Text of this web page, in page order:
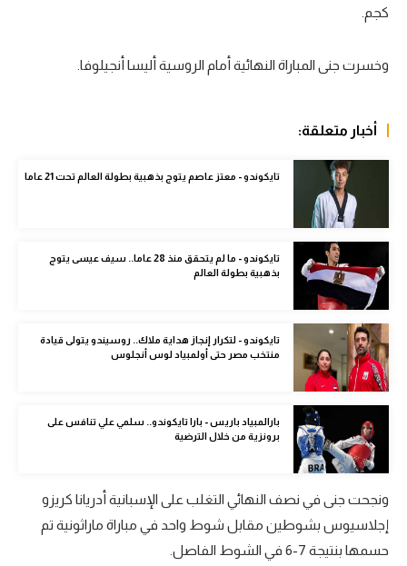
سعودي في الجول
دوري أبطال أوروبا
القسم الثاني
رياضات أخرى
أمم إفريقيا
كرة السلة الأمريكية
كرة سلة
كرة يد
كرة طائرة
الوطن العربي
في المونديال
آسيا
أمريكا
كجم.
وخسرت جنى المباراة النهائية أمام الروسية أليسا أنجيلوفا.
أخبار متعلقة:
تايكوندو - معتز عاصم يتوج بذهبية بطولة العالم تحت 21 عاما
تايكوندو - ما لم يتحقق منذ 28 عاما.. سيف عيسى يتوج
بذهبية بطولة العالم
تايكوندو - لتكرار إنجاز هداية ملاك.. روسيندو يتولى قيادة
منتخب مصر حتى أولمبياد لوس أنجلوس
بارالمبياد باريس - بارا تايكوندو.. سلمي علي تنافس على
برونزية من خلال الترضية
ونجحت جنى في نصف النهائي التغلب على الإسبانية أدريانا كريزو
إجلاسيوس بشوطين مقابل شوط واحد في مباراة ماراثونية تم
حسمها بنتيجة 7-6 في الشوط الفاصل.